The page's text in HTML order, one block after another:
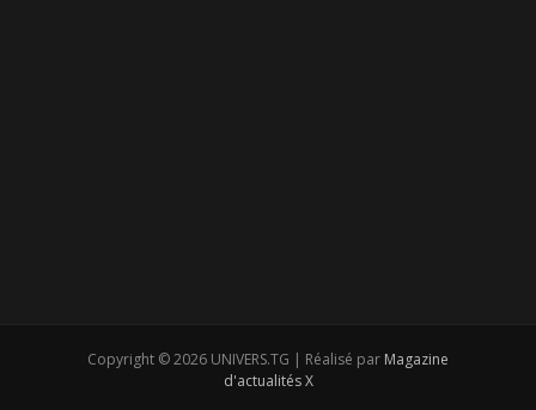
Copyright © 2026 UNIVERS.TG | Réalisé par Magazine
d'actualités X